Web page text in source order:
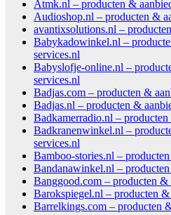
Atmk.nl – producten &
Audioshop.nl – producten &
avantixsolutions.nl –
Babykadowinkel.nl –
services.nl
Babyslofje-online.nl –
services.nl
Badjas.com – producten &
Badjas.nl – producten &
Badkamerradio.nl –
Badkranenwinkel.nl –
services.nl
Bamboo-stories.nl –
Bandanawinkel.nl –
Banggood.com – producten &
Barokspiegel.nl – producten
Barrelkings.com – producten